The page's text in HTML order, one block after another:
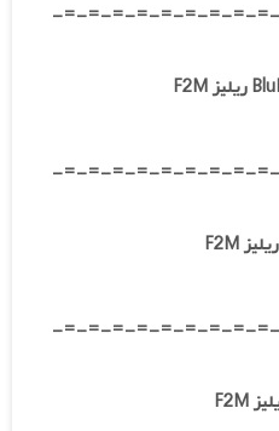
-=-=-=-=-=-=-=-=-
-=-=-=-=-=-=-=-=-
-=-=-=-=-=-=-=-=-